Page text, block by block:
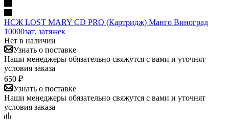
НСЖ LOST MARY CD PRO (Картридж) Манго Виноград
10000зат. затяжек
Нет в наличии
Узнать о поставке
Наши менеджеры обязательно свяжутся с вами и уточнят
условия заказа
650 ₽
Узнать о поставке
Наши менеджеры обязательно свяжутся с вами и уточнят
условия заказа